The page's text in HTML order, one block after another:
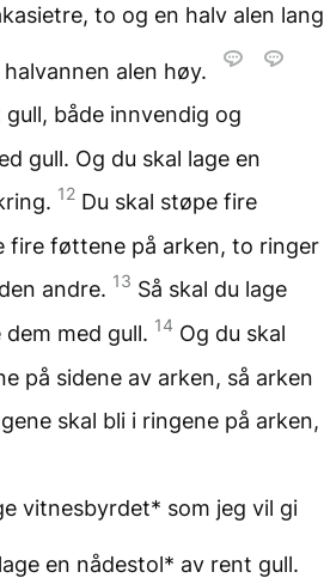
to og en halv alen lang
alen høy.
både innvendig og
gull. Og du skal lage en
12 Du skal støpe fire
fire føttene på arken, to ringer
andre. 13 Så skal du lage
med gull. 14 Og du skal
på sidene av arken, så arken
skal bli i ringene på arken,
vitnesbyrdet* som jeg vil gi
en nådestol* av rent gull.